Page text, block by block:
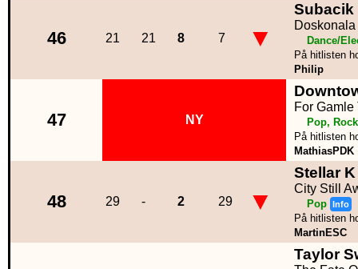
46 21 21 8 7 ▼
Subacik
Doskonala
Dance/
På hitlisten
Philip
47 NY
For Gamle
Pop, Rock
På hitlisten
MathiasPDK
48 29 - 2 29 ▼
Stellar K
City Still
Pop Info
På hitlisten
MartinESC
Taylor